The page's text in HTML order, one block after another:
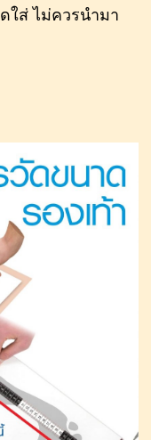
ใส่ ไม่ควรนำมา